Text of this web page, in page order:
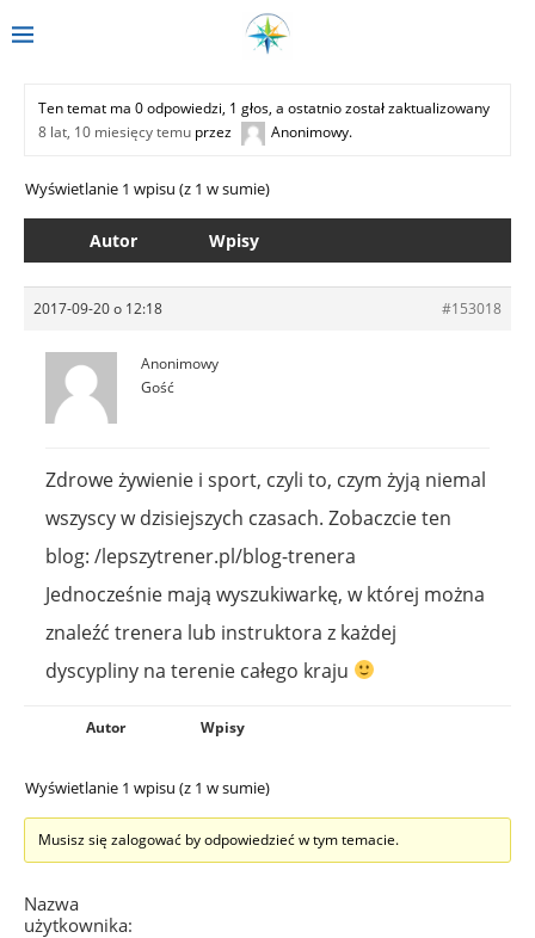
Ten temat ma 0 odpowiedzi, 1 głos, a ostatnio został zaktualizowany
8 lat, 10 miesięcy temu przez Anonimowy.
Wyświetlanie 1 wpisu (z 1 w sumie)
Autor Wpisy
2017-09-20 o 12:18 #153018
Anonimowy
Gość
Zdrowe żywienie i sport, czyli to, czym żyją niemal
wszyscy w dzisiejszych czasach. Zobaczcie ten
blog: /lepszytrener.pl/blog-trenera
Jednocześnie mają wyszukiwarkę, w której można
znaleźć trenera lub instruktora z każdej
dyscypliny na terenie całego kraju
Autor Wpisy
Wyświetlanie 1 wpisu (z 1 w sumie)
Musisz się zalogować by odpowiedzieć w tym temacie.
Nazwa
użytkownika: